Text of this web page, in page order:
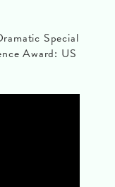
Special
Award: US